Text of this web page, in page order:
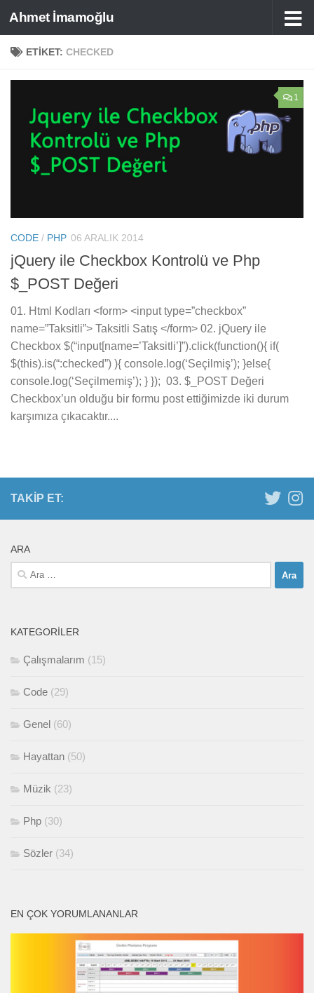
Skip to content
Ahmet İmamoğlu
ETIKET: CHECKED
1
CODE / PHP 06 ARALIK 2014
jQuery ile Checkbox Kontrolü ve Php
$_POST Değeri
01. Html Kodları <form> <input type=”checkbox”
name=”Taksitli”> Taksitli Satış </form> 02. jQuery ile
Checkbox $(“input[name=’Taksitli’]”).click(function(){ if(
$(this).is(“:checked”) ){ console.log(‘Seçilmiş’); }else{
console.log(‘Seçilmemiş’); } }); 03. $_POST Değeri
Checkbox’un olduğu bir formu post ettiğimizde iki durum
karşımıza çıkacaktır....
TAKIP ET:
ARA
Arama:
KATEGORILER
Çalışmalarım (15)
Code (29)
Genel (60)
Hayattan (50)
Müzik (23)
Php (30)
Sözler (34)
EN ÇOK YORUMLANANLAR